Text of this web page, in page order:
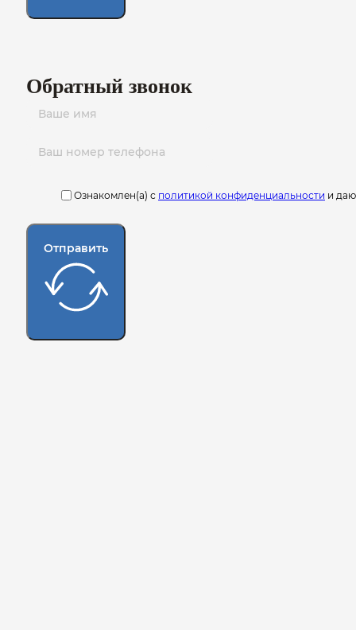
Обратный звонок
Ознакомлен(а) с политикой конфиденциальности и
Отправить